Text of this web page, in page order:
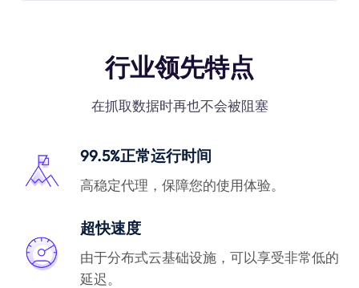
行业领先特点
在抓取数据时再也不会被阻塞
99.5%正常运行时间
高稳定代理，保障您的使用体验。
超快速度
由于分布式云基础设施，可以享受非常低的
延迟。